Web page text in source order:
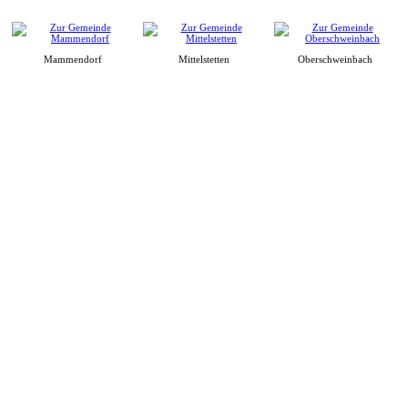
Mammendorf Mittelstetten Oberschweinbach